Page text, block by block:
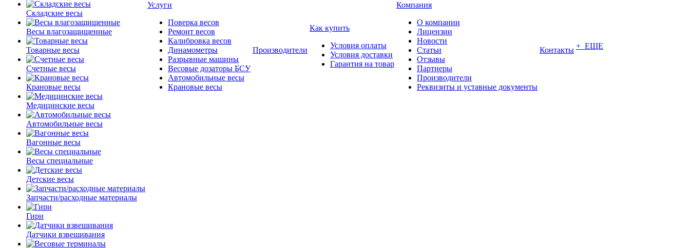
Складские весы
Весы влагозащищенные
Товарные весы
Счетные весы
Крановые весы
Медицинские весы
Автомобильные весы
Вагонные весы
Весы специальные
Детские весы
Запчасти/расходные материалы
Гири
Датчики взвешивания
Услуги
Поверка весов
Ремонт весов
Калибровка весов
Динамометры
Разрывные машины
Весовые дозаторы БСУ
Автомобильные весы
Крановые весы
Производители
Как купить
Условия оплаты
Условия доставки
Гарантия на товар
Компания
О компании
Лицензии
Новости
Статьи
Отзывы
Партнеры
Производители
Реквизиты и уставные документы
Контакты + ЕЩЕ